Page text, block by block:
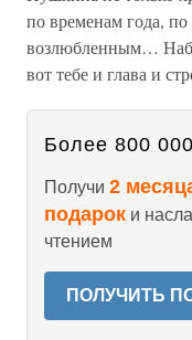
по временам года,
возлюбленным…
вот тебе и глава и
Более 800
Получи 2
подарок и
чтением
ПОЛУЧИТЬ